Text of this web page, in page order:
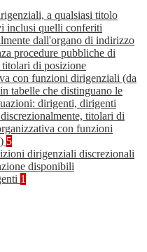
a qualsiasi titolo
inclusi quelli conferiti
dall'organo di indirizzo
procedure pubbliche di
titolari di posizione
con funzioni dirigenziali (da
tabelle che distinguano le
dirigenti, dirigenti
titolari di
con funzioni
5
dirigenziali discrezionali
disponibili
1